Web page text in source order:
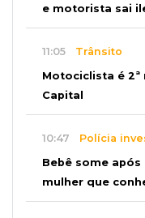
e motorista sai
11:05 Trânsito
Motociclista é
Capital
10:47 Polícia
Bebê some
mulher que